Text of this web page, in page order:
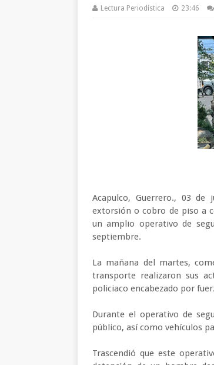
Lectura Periodística 23:46
Acapulco, Guerrero., 03
extorsión o cobro de piso a
un amplio operativo de
septiembre.
La mañana del martes,
transporte realizaron sus
policiaco encabezado por
Durante el operativo de
público, así como vehículos
Trascendió que este